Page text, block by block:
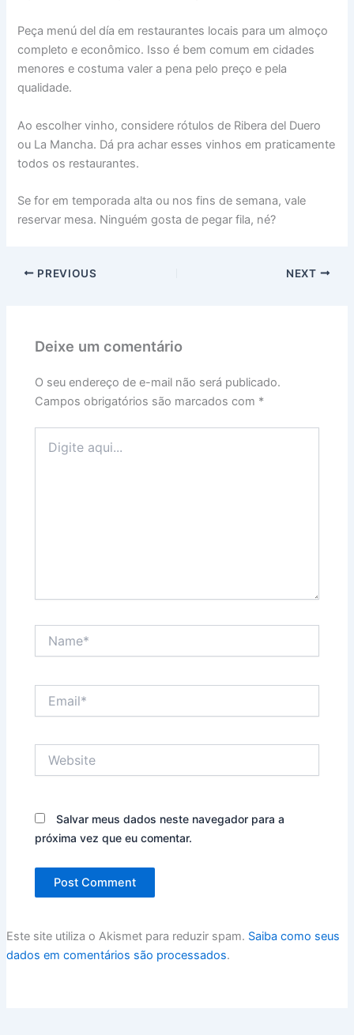
Peça menú del día em restaurantes locais para um almoço
completo e econômico. Isso é bem comum em cidades
menores e costuma valer a pena pelo preço e pela
qualidade.
Ao escolher vinho, considere rótulos de Ribera del Duero
ou La Mancha. Dá pra achar esses vinhos em praticamente
todos os restaurantes.
Se for em temporada alta ou nos fins de semana, vale
reservar mesa. Ninguém gosta de pegar fila, né?
PREVIOUS NEXT
Deixe um comentário
O seu endereço de e-mail não será publicado.
Campos obrigatórios são marcados com *
aqui...
Salvar meus dados neste navegador para a
próxima vez que eu comentar.
Este site utiliza o Akismet para reduzir spam. Saiba como seus
dados em comentários são processados.